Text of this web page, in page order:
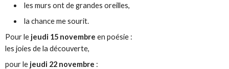
les murs ont de grandes oreilles,
la chance me sourit.
Pour le jeudi 15 novembre en poésie :
les joies de la découverte,
pour le jeudi 22 novembre :